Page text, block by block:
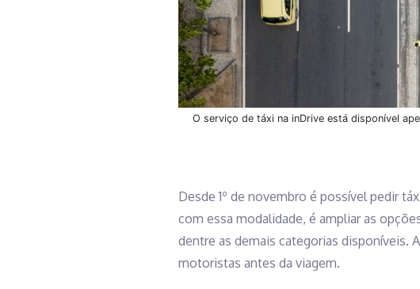
O serviço de táxi na inDrive está disponível
Desde 1º de novembro é possível pedir
com essa modalidade, é ampliar as
dentre as demais categorias disponíveis.
motoristas antes da viagem.